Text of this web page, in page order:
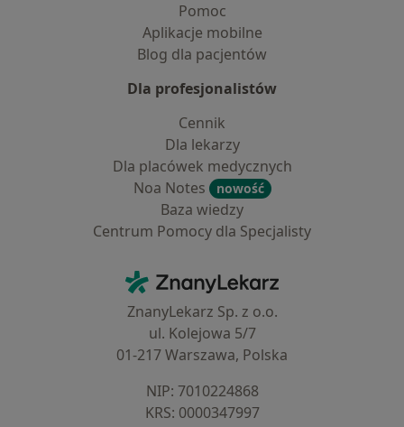
Pomoc
Aplikacje mobilne
Blog dla pacjentów
Dla profesjonalistów
Cennik
Dla lekarzy
Dla placówek medycznych
Noa Notes
nowość
Baza wiedzy
Centrum Pomocy dla Specjalisty
ZnanyLekarz - Strona główna
ZnanyLekarz Sp. z o.o.
ul. Kolejowa 5/7
01-217 Warszawa, Polska
NIP: ⁠7010224868
KRS: ⁠0000347997